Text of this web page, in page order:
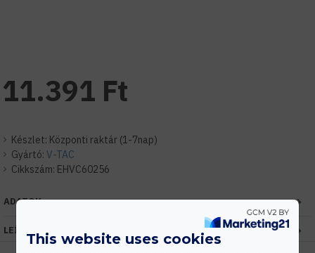
Készlet: Központi raktár (1-7nap)
Gyártó: V-TAC
Cikkszám: EHVC60256
11.391 Ft
ADATOK
LEÍRÁS
This website uses cookies